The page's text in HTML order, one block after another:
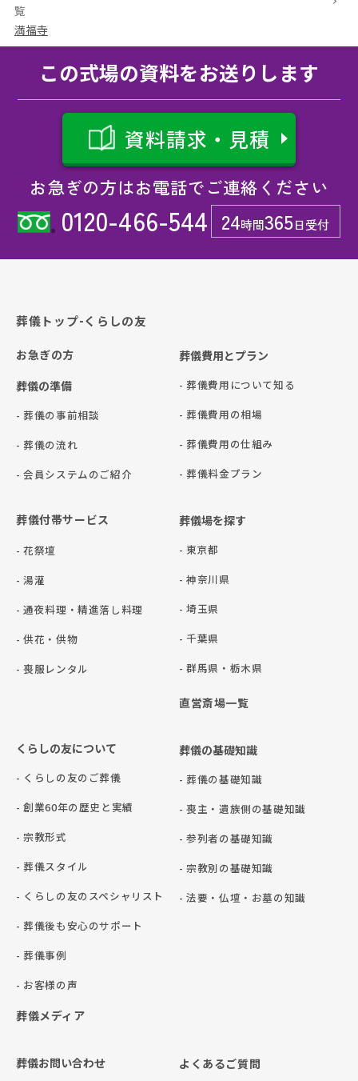
覧
満福寺
この式場の資料をお送りします
お急ぎの方はお電話でご連絡ください
24時間365日受付
0120-466-544
資料請求・見積
葬儀トップ-くらしの友
お急ぎの方
葬儀の準備
- 葬儀の事前相談
- 葬儀の流れ
- 会員システムのご紹介
葬儀費用とプラン
- 葬儀費用について知る
- 葬儀費用の相場
- 葬儀費用の仕組み
- 葬儀料金プラン
葬儀付帯サービス
- 花祭壇
- 湯灌
- 通夜料理・精進落し料理
- 供花・供物
- 喪服レンタル
葬儀場を探す
- 東京都
- 神奈川県
- 埼玉県
- 千葉県
- 群⾺県・栃⽊県
直営斎場一覧
くらしの友について
- くらしの友のご葬儀
- 創業60年の歴史と実績
- 宗教形式
- 葬儀スタイル
- くらしの友のスペシャリスト
- 葬儀後も安心のサポート
- 葬儀事例
- お客様の声
葬儀メディア
葬儀の基礎知識
- 葬儀の基礎知識
- 喪主・遺族側の基礎知識
- 参列者の基礎知識
- 宗教別の基礎知識
- 法要・仏壇・お墓の知識
葬儀お問い合わせ よくあるご質問